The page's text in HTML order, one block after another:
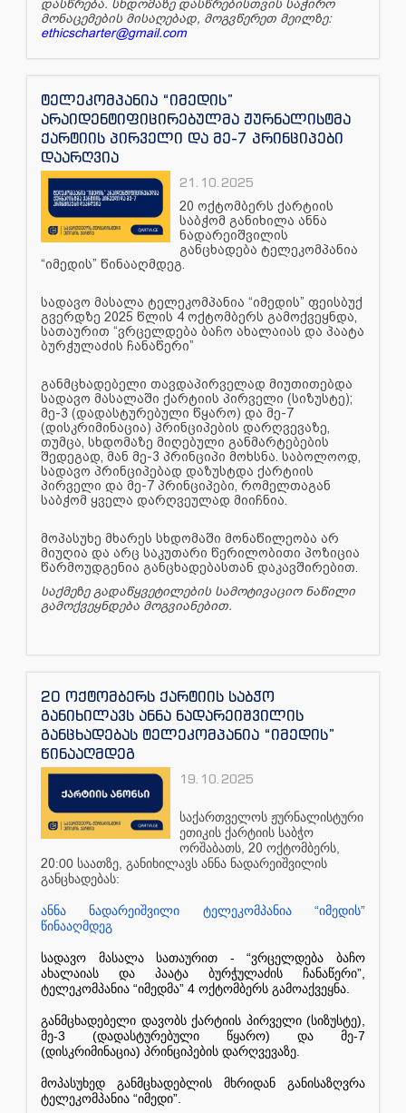
დასწრება. სხდომაზე დასწრებისთვის საჭირო
მონაცემების მისაღებად, მოგვწერეთ მეილზე:
ethicscharter@gmail.com
ტელეკომპანია “იმედის”
არაიდენტიფიცირებულმა ჟურნალისტმა
ქარტიის პირველი და მე-7 პრინციპები
დაარღვია
21.10.2025
20 ოქტომბერს ქარტიის
საბჭომ განიხილა ანნა
ნადარეიშვილის
განცხადება ტელეკომპანია
“იმედის” წინააღმდეგ.
სადავო მასალა ტელეკომპანია “იმედის” ფეისბუქ
გვერდზე 2025 წლის 4 ოქტომბერს გამოქვეყნდა,
სათაურით “ვრცელდება ბაჩო ახალაიას და პაატა
ბურჭულაძის ჩანაწერი”
განმცხადებელი თავდაპირველად მიუთითებდა
სადავო მასალაში ქარტიის პირველი (სიზუსტე);
მე-3 (დადასტურებული წყარო) და მე-7
(დისკრიმინაცია) პრინციპების დარღვევაზე,
თუმცა, სხდომაზე მიღებული განმარტებების
შედეგად, მან მე-3 პრინციპი მოხსნა. საბოლოოდ,
სადავო პრინციპებად დაზუსტდა ქარტიის
პირველი და მე-7 პრინციპები, რომელთაგან
საბჭომ ყველა დარღვეულად მიიჩნია.
მოპასუხე მხარეს სხდომაში მონაწილეობა არ
მიუღია და არც საკუთარი წერილობითი პოზიცია
წარმოუდგენია განცხადებასთან დაკავშირებით.
საქმეზე გადაწყვეტილების სამოტივაციო ნაწილი
გამოქვეყნდება მოგვიანებით.
20 ოქტომბერს ქარტიის საბჭო
განიხილავს ანნა ნადარეიშვილის
განცხადებას ტელეკომპანია “იმედის”
წინააღმდეგ
19.10.2025
საქართველოს ჟურნალისტური
ეთიკის ქარტიის საბჭო
ორშაბათს 20 ოქტომბერს
20:00 საათზე განიხილავს ანნა ნადარეიშვილის
განცხადებას:
ანნა ნადარეიშვილი ტელეკომპანია “იმედის”
წინააღმდეგ
სადავო მასალა სათაურით - “ვრცელდება
ბაჩო
ახალაიას
და პაატა ბურჭულაძის ჩანაწერი”,
ტელეკომპანია “იმედმა” 4 ოქტომბერს გამოაქვეყნა
განმცხადებელი დავობს ქარტიის პირველი (სიზუსტე),
მე-3 (დადასტურებული წყარო) და მე-7
(დისკრიმინაცია) პრინციპების დარღვევაზე
მოპასუხედ განმცხადებლის მხრიდან
განისაზღვრა
ტელეკომპანია “იმედი”.